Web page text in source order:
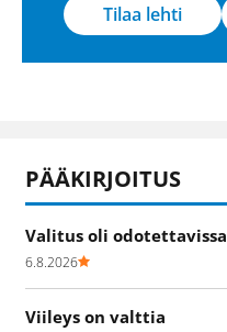
Tilaa lehti
PÄÄKIRJOITUS
Valitus oli odotettavissa
6.8.2026
Viileys on valttia